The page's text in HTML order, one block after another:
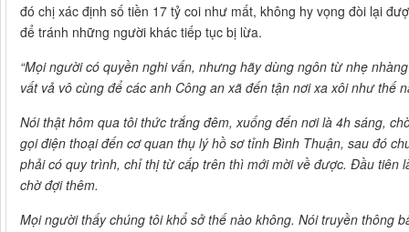
đó chị xác định số tiền 17 tỷ coi như mất, không hy vọng đòi lại
để tránh những người khác tiếp tục bị lừa.
“Mọi người có quyền nghi vấn, nhưng hãy dùng ngôn từ nhẹ
vất vả vô cùng để các anh Công an xã đến tận nơi xa xôi như thế
Nói thật hôm qua tôi thức trắng đêm, xuống đến nơi là 4h sáng,
gọi điện thoại đến cơ quan thụ lý hồ sơ tỉnh Bình Thuận, sau đó
phải có quy trình, chỉ thị từ cấp trên thì mới mời về được. Đầu tiên
chờ đợi thêm.
Mọi người thấy chúng tôi khổ sở thế nào không. Nói truyền thông